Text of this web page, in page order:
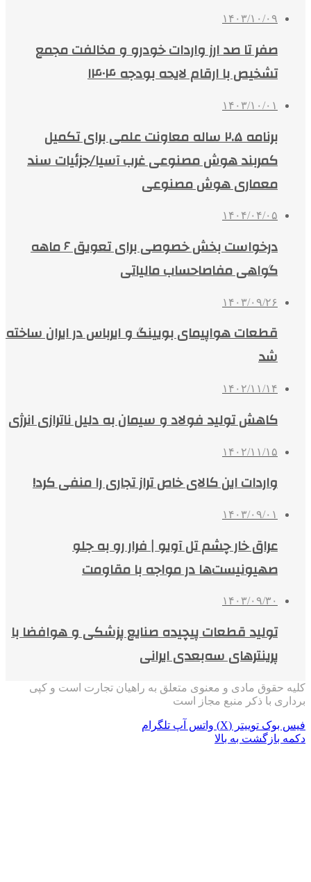
۱۴۰۳/۱۰/۰۹
صفر تا صد ارز واردات خودرو و مخالفت مجمع
تشخیص با ارقام لایحه بودجه ۱۴۰۴
۱۴۰۳/۱۰/۰۱
برنامه ۲.۵ ساله معاونت علمی برای تکمیل
کمربند هوش مصنوعی غرب آسیا/جزئیات سند
معماری هوش مصنوعی
۱۴۰۴/۰۴/۰۵
درخواست بخش خصوصی برای تعویق ۶ ماهه
گواهی مفاصاحساب مالیاتی
۱۴۰۳/۰۹/۲۶
قطعات هواپیمای بویینگ و ایرباس در ایران ساخته
شد
۱۴۰۲/۱۱/۱۴
کاهش تولید فولاد و سیمان به دلیل ناترازی انرژی
۱۴۰۲/۱۱/۱۵
واردات این کالای خاص تراز تجاری را منفی کرد!
۱۴۰۳/۰۹/۰۱
عراق خار چشم تل آویو | فرار رو به جلو
صهیونیست‌ها در مواجه با مقاومت
۱۴۰۳/۰۹/۳۰
تولید قطعات پیچیده صنایع پزشکی و هوافضا با
پرینترهای سه‌بعدی ایرانی
کلیه حقوق مادی و معنوی متعلق به راهیان تجارت است و کپی
برداری با ذکر منبع مجاز است
فیس بوک توییتر (X) واتس آپ تلگرام
دکمه بازگشت به بالا